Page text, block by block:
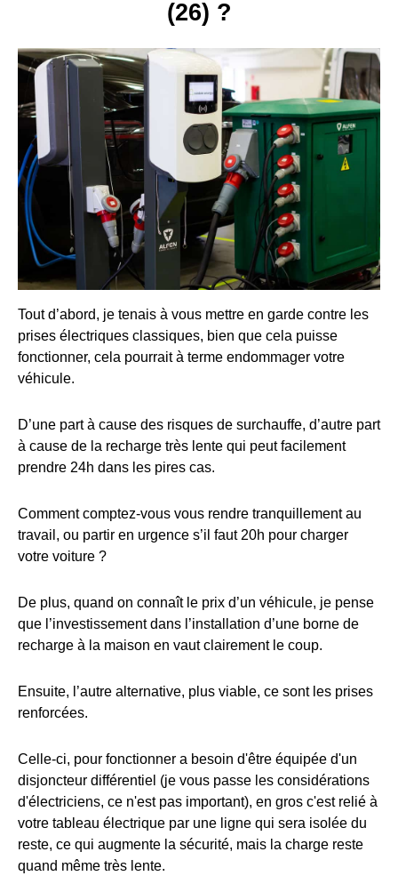
(26) ?
Tout d’abord, je tenais à vous mettre en garde contre les
prises électriques classiques, bien que cela puisse
fonctionner, cela pourrait à terme endommager votre
véhicule.
D’une part à cause des risques de surchauffe, d’autre part
à cause de la recharge très lente qui peut facilement
prendre 24h dans les pires cas.
Comment comptez-vous vous rendre tranquillement au
travail, ou partir en urgence s’il faut 20h pour charger
votre voiture ?
De plus, quand on connaît le prix d’un véhicule, je pense
que l’investissement dans l’installation d’une borne de
recharge à la maison en vaut clairement le coup.
Ensuite, l’autre alternative, plus viable, ce sont les prises
renforcées.
Celle-ci, pour fonctionner a besoin d'être équipée d'un
disjoncteur différentiel (je vous passe les considérations
d'électriciens, ce n'est pas important), en gros c'est relié à
votre tableau électrique par une ligne qui sera isolée du
reste, ce qui augmente la sécurité, mais la charge reste
quand même très lente.